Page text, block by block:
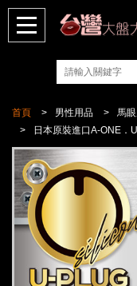
首頁 男性用品
馬
日本原裝進口A-ONE．